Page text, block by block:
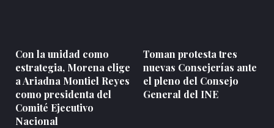
Con la unidad como
estrategia, Morena elige
a Ariadna Montiel Reyes
como presidenta del
Comité Ejecutivo
Nacional
Toman protesta tres
nuevas Consejerías ante
el pleno del Consejo
General del INE